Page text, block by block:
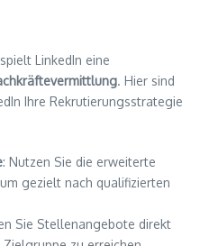
LinkedIn eine
. Hier sind
Ihre Rekrutierungsstrategie
: Nutzen Sie die erweiterte
gezielt nach qualifizierten
Sie Stellenangebote direkt